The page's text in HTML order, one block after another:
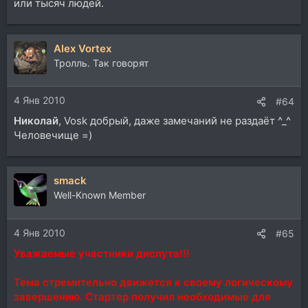
или тысяч людей.
Alex Vortex
Тролль. Так говорят
4 Янв 2010 #64
Николай, Vosk добрый, даже замечаний не раздаёт ^_^
Человечище =)
smack
Well-Known Member
4 Янв 2010 #65
Уважаемые участники диспута!!!
Тема стремительно движется к своему логическому
завершению. Стартер получил необходимые для